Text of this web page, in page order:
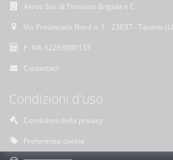
Akros Sas di Pirovano Brigida e C.
Via Provinciale Nord n. 1 - 23837 - Taceno
P. IVA 02263080133
Contattaci
Condizioni d'uso
Condizioni della privacy
Preferenze cookie